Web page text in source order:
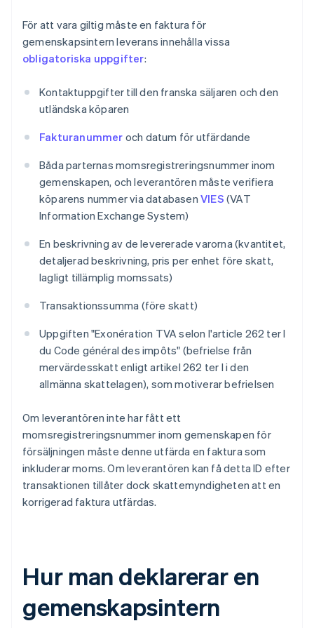
För att vara giltig måste en faktura för
gemenskapsintern leverans innehålla vissa
obligatoriska uppgifter:
Kontaktuppgifter till den franska säljaren och den
utländska köparen
Fakturanummer och datum för utfärdande
Båda parternas momsregistreringsnummer inom
gemenskapen, och leverantören måste verifiera
köparens nummer via databasen VIES (VAT
Information Exchange System)
En beskrivning av de levererade varorna (kvantitet,
detaljerad beskrivning, pris per enhet före skatt,
lagligt tillämplig momssats)
Transaktionssumma (före skatt)
Uppgiften "Exonération TVA selon l'article 262 ter I
du Code général des impôts" (befrielse från
mervärdesskatt enligt artikel 262 ter I i den
allmänna skattelagen), som motiverar befrielsen
Om leverantören inte har fått ett
momsregistreringsnummer inom gemenskapen för
försäljningen måste denne utfärda en faktura som
inkluderar moms. Om leverantören kan få detta ID efter
transaktionen tillåter dock skattemyndigheten att en
korrigerad faktura utfärdas.
Hur man deklarerar en
gemenskapsintern